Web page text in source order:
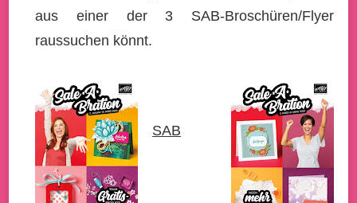
aus einer der 3 SAB-Broschüren/Flyer
raussuchen könnt.
SAB